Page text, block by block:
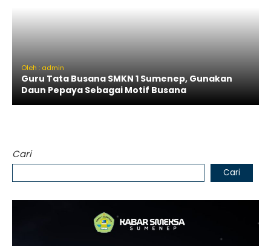
Oleh : admin
Guru Tata Busana SMKN 1 Sumenep, Gunakan
Daun Pepaya Sebagai Motif Busana
Cari
Cari